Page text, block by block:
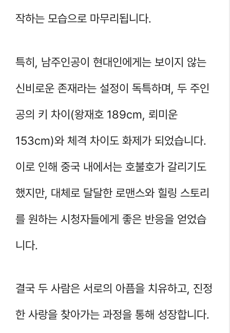
작하는 모습으로 마무리됩니다.
특히, 남주인공이 현대인에게는 보이지 않는
신비로운 존재라는 설정이 독특하며, 두 주인
공의 키 차이(왕재호 189cm, 뢰미운
153cm)와 체격 차이도 화제가 되었습니다.
이로 인해 중국 내에서는 호불호가 갈리기도
했지만, 대체로 달달한 로맨스와 힐링 스토리
를 원하는 시청자들에게 좋은 반응을 얻었습
니다.
결국 두 사람은 서로의 아픔을 치유하고, 진정
한 사랑을 찾아가는 과정을 통해 성장합니다.